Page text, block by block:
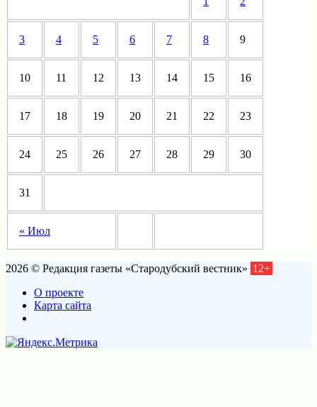
« Июл
3 4 5 6 7 8 9
10 11 12 13 14 15 16
17 18 19 20 21 22 23
24 25 26 27 28 29 30
31
2026 © Редакция газеты «Стародубский вестник» 12+
О проекте
Карта сайта